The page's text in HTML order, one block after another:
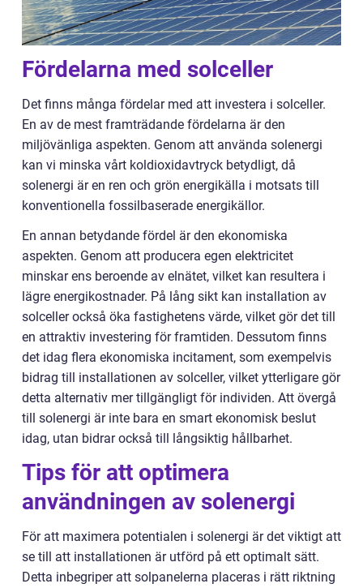
Fördelarna med solceller
Det finns många fördelar med att investera i solceller.
En av de mest framträdande fördelarna är den
miljövänliga aspekten. Genom att använda solenergi
kan vi minska vårt koldioxidavtryck betydligt, då
solenergi är en ren och grön energikälla i motsats till
konventionella fossilbaserade energikällor.
En annan betydande fördel är den ekonomiska
aspekten. Genom att producera egen elektricitet
minskar ens beroende av elnätet, vilket kan resultera i
lägre energikostnader. På lång sikt kan installation av
solceller också öka fastighetens värde, vilket gör det till
en attraktiv investering för framtiden. Dessutom finns
det idag flera ekonomiska incitament, som exempelvis
bidrag till installationen av solceller, vilket ytterligare gör
detta alternativ mer tillgängligt för individen. Att övergå
till solenergi är inte bara en smart ekonomisk beslut
idag, utan bidrar också till långsiktig hållbarhet.
Tips för att optimera
användningen av solenergi
För att maximera potentialen i solenergi är det viktigt att
se till att installationen är utförd på ett optimalt sätt.
Detta inbegriper att solpanelerna placeras i rätt riktning